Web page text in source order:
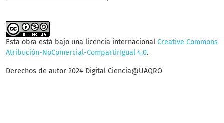
Esta obra está bajo una licencia internacional Creative Commons
Atribución-NoComercial-CompartirIgual 4.0.
Derechos de autor 2024 Digital Ciencia@UAQRO